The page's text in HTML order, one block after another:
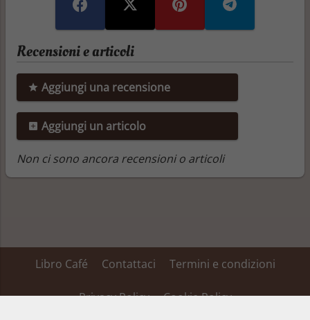
Recensioni e articoli
Aggiungi una recensione
Aggiungi un articolo
Non ci sono ancora recensioni o articoli
Libro Café Contattaci Termini e condizioni
Privacy Policy Cookie Policy